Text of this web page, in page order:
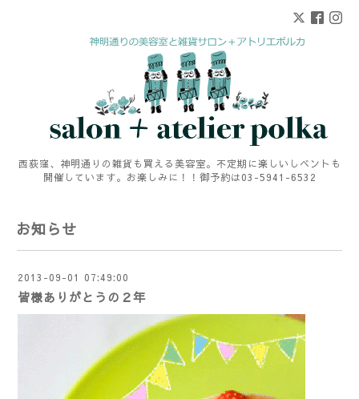
西荻窪、神明通りの雑貨も買える美容室。不定期に楽しいしベントも
開催しています。お楽しみに！！御予約は03-5941-6532
お知らせ
2013-09-01 07:49:00
皆様ありがとうの２年